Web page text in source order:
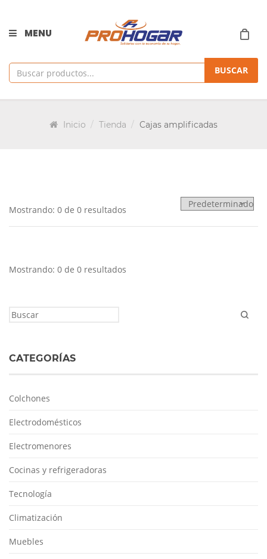
MENU
BUSCAR
Inicio Tienda Cajas amplificadas
Mostrando: 0 de 0 resultados
Mostrando: 0 de 0 resultados
CATEGORÍAS
Colchones
Electrodomésticos
Electromenores
Cocinas y refrigeradoras
Tecnología
Climatización
Muebles